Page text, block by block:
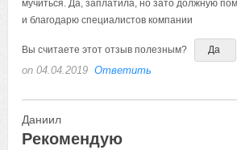
мучиться. Да, заплатила, но зато должную
и благодарю специалистов компании
Вы считаете этот отзыв полезным? Да
on 04.04.2019 Ответить
Даниил
Рекомендую